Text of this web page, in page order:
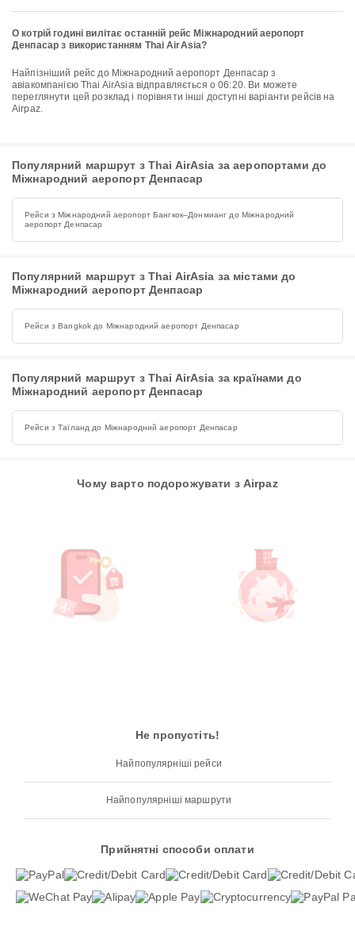
О котрій годині вилітає останній рейс Міжнародний аеропорт
Денпасар з використанням Thai AirAsia?
Найпізніший рейс до Міжнародний аеропорт Денпасар з
авіакомпанією Thai AirAsia відправляється о 06:20. Ви можете
переглянути цей розклад і порівняти інші доступні варіанти рейсів на
Airpaz.
Популярний маршрут з Thai AirAsia за аеропортами до
Міжнародний аеропорт Денпасар
Рейси з Міжнародний аеропорт Бангкок–Донмианг до Міжнародний
аеропорт Денпасар
Популярний маршрут з Thai AirAsia за містами до
Міжнародний аеропорт Денпасар
Рейси з Bangkok до Міжнародний аеропорт Денпасар
Популярний маршрут з Thai AirAsia за країнами до
Міжнародний аеропорт Денпасар
Рейси з Таїланд до Міжнародний аеропорт Денпасар
Чому варто подорожувати з Airpaz
Не пропустіть!
Найпопулярніші рейси
Найпопулярніші маршрути
Прийнятні способи оплати